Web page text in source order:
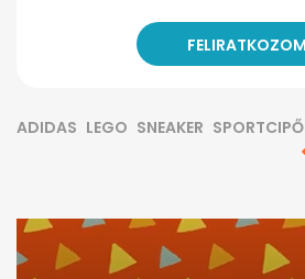
ADIDAS LEGO SNEAKER SPORTCIPŐ